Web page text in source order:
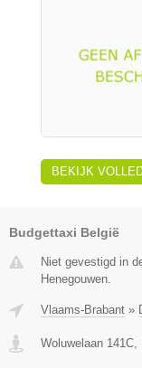
BEKIJK
Budgettaxi België
Niet gevestigd in
Henegouwen.
Vlaams-Brabant »
Woluwelaan 141C